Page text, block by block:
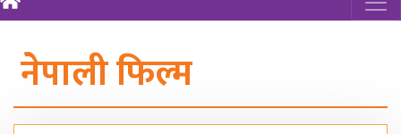
नेपाली फिल्म